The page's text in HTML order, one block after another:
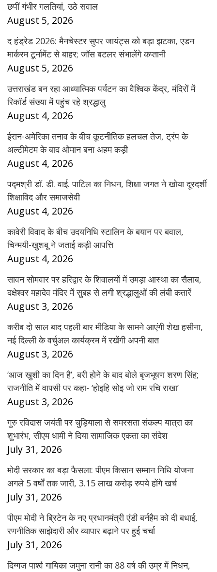
छपीं गंभीर गलतियां, उठे सवाल
August 5, 2026
द हंड्रेड 2026: मैनचेस्टर सुपर जायंट्स को बड़ा झटका, एडन
मार्करम टूर्नामेंट से बाहर; जॉस बटलर संभालेंगे कप्तानी
August 5, 2026
उत्तराखंड बन रहा आध्यात्मिक पर्यटन का वैश्विक केंद्र, मंदिरों में
रिकॉर्ड संख्या में पहुंच रहे श्रद्धालु
August 4, 2026
ईरान-अमेरिका तनाव के बीच कूटनीतिक हलचल तेज, ट्रंप के
अल्टीमेटम के बाद ओमान बना अहम कड़ी
August 4, 2026
पद्मश्री डॉ. डी. वाई. पाटिल का निधन, शिक्षा जगत ने खोया दूरदर्शी
शिक्षाविद और समाजसेवी
August 4, 2026
कावेरी विवाद के बीच उदयनिधि स्टालिन के बयान पर बवाल,
चिन्मयी-खुशबू ने जताई कड़ी आपत्ति
August 4, 2026
सावन सोमवार पर हरिद्वार के शिवालयों में उमड़ा आस्था का सैलाब,
दक्षेश्वर महादेव मंदिर में सुबह से लगी श्रद्धालुओं की लंबी कतारें
August 3, 2026
करीब दो साल बाद पहली बार मीडिया के सामने आएंगी शेख हसीना,
नई दिल्ली के वर्चुअल कार्यक्रम में रखेंगी अपनी बात
August 3, 2026
‘आज खुशी का दिन है’, बरी होने के बाद बोले बृजभूषण शरण सिंह;
राजनीति में वापसी पर कहा- ‘होइहि सोइ जो राम रचि राखा’
August 3, 2026
गुरु रविदास जयंती पर चुड़ियाला से समरसता संकल्प यात्रा का
शुभारंभ, सीएम धामी ने दिया सामाजिक एकता का संदेश
July 31, 2026
मोदी सरकार का बड़ा फैसला: पीएम किसान सम्मान निधि योजना
अगले 5 वर्षों तक जारी, 3.15 लाख करोड़ रुपये होंगे खर्च
July 31, 2026
पीएम मोदी ने ब्रिटेन के नए प्रधानमंत्री एंडी बर्नहैम को दी बधाई,
रणनीतिक साझेदारी और व्यापार बढ़ाने पर हुई चर्चा
July 31, 2026
दिग्गज पार्श्व गायिका जमुना रानी का 88 वर्ष की उम्र में निधन,